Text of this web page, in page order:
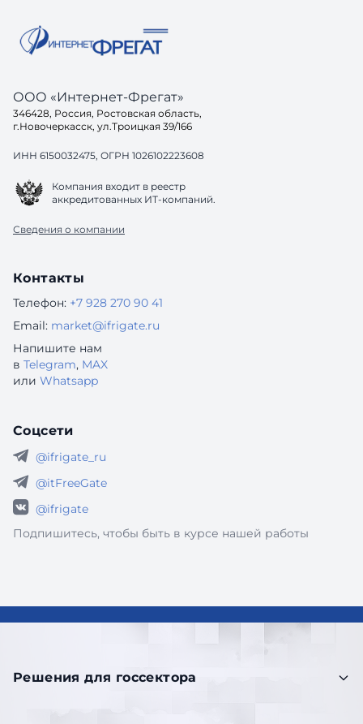
ООО «Интернет-Фрегат»
346428, Россия, Ростовская область,
г.Новочеркасск, ул.Троицкая 39/166
ИНН 6150032475, ОГРН 1026102223608
Компания входит в реестр
аккредитованных ИТ-компаний.
Сведения о компании
Контакты
Телефон: +7 928 270 90 41
Email: market@ifrigate.ru
Напишите нам
в Telegram, MAX
или Whatsapp
Соцсети
@ifrigate_ru
@itFreeGate
@ifrigate
Подпишитесь, чтобы быть в курсе нашей работы
Решения для госсектора